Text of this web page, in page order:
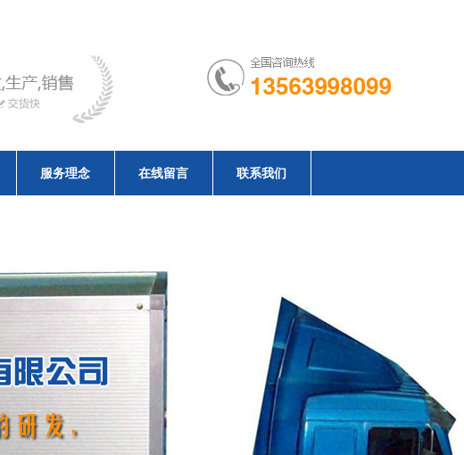
服务理念 在线留言 联系我们